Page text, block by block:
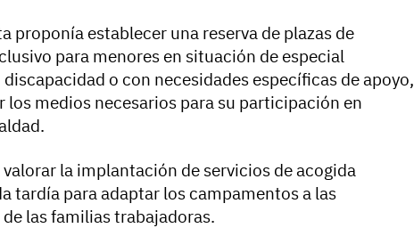
proponía establecer una reserva de plazas de
para menores en situación de especial
o con necesidades específicas de apoyo,
los medios necesarios para su participación en
la implantación de servicios de acogida
tardía para adaptar los campamentos a las
las familias trabajadoras.